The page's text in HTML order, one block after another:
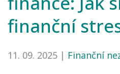
finanční
11. 09. 2025 | Finanční